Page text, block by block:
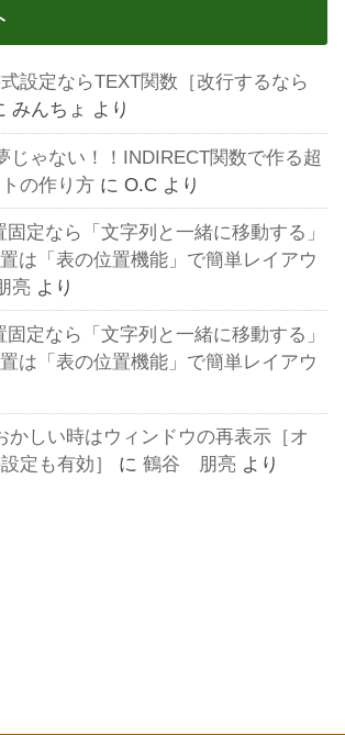
設定ならTEXT関数［改行するなら
みんちょ より
じゃない！！INDIRECT関数で作る超
の作り方 にO.C より
定なら「文字列と一緒に移動する」
は「表の位置機能」で簡単レイアウ
亮 より
定なら「文字列と一緒に移動する」
は「表の位置機能」で簡単レイアウ
かしい時はウィンドウの再表示［オ
定も有効］
に鶴谷 朋亮 より